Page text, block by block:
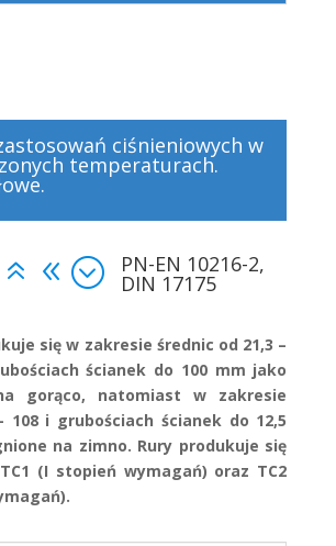
ciśnieniowych w
temperaturach.
PN-EN 10216-2,
DIN 17175
się w zakresie średnic od 21,3 –
ścianek do 100 mm jako
gorąco, natomiast w zakresie
108 i grubościach ścianek do 12,5
na zimno. Rury produkuje się
(I stopień wymagań) oraz TC2